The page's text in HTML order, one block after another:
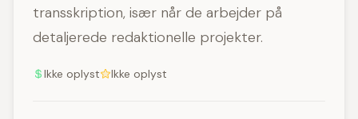
transskription, især når de arbejder på
detaljerede redaktionelle projekter.
Ikke oplyst Ikke oplyst